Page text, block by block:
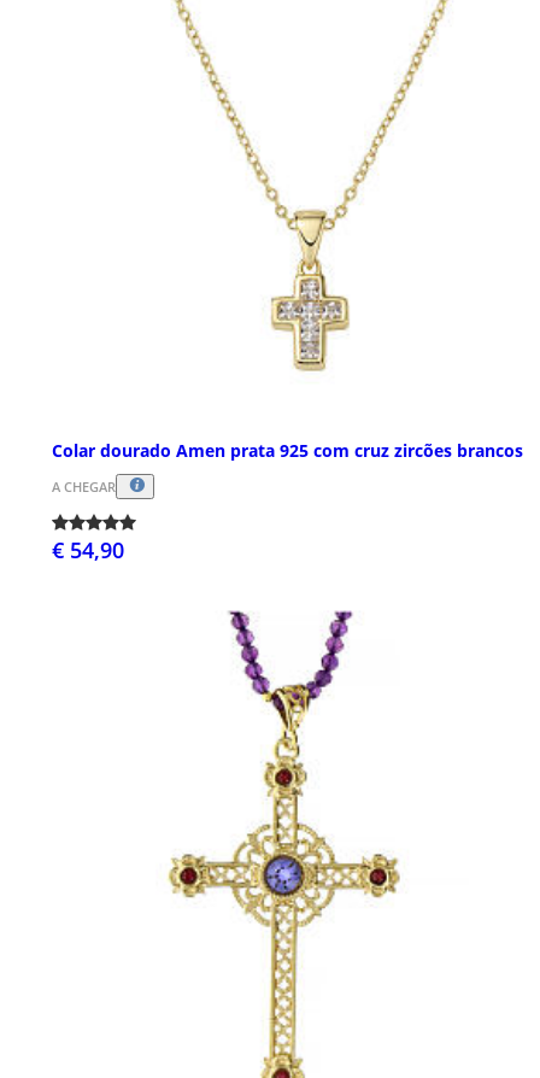
Colar dourado Amen prata 925 com cruz zircões brancos
A CHEGAR
€ 54,90